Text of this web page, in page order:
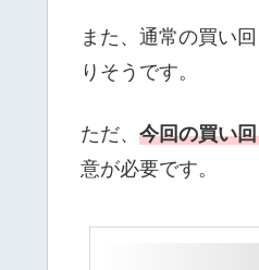
また、通常の買い
りそうです。
ただ、 今回の買い
意が必要です。